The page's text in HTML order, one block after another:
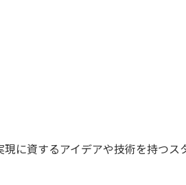
に資するアイデアや技術を持つス